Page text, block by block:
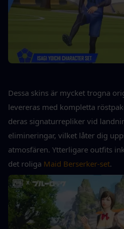
Dessa skins är mycket trogna
levereras med kompletta
deras signaturrepliker vid
elimineringar, vilket låter dig
atmosfären. Ytterligare outfits
det roliga Maid Berserker-set.